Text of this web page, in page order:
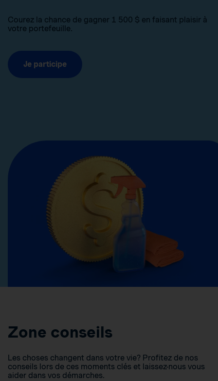
Courez la chance de gagner 1 500 $ en faisant plaisir à
votre portefeuille.
Je participe
Zone conseils
Les choses changent dans votre vie? Profitez de nos
conseils lors de ces moments clés et laissez-nous vous
aider dans vos démarches.